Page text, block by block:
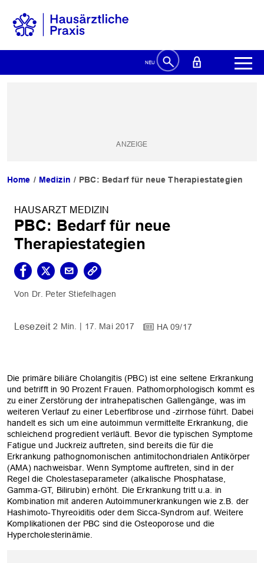
Home Medizin PBC: Bedarf für neue Therapiestategien
HAUSARZT MEDIZIN
PBC: Bedarf für neue
Therapiestategien
Dr. Peter Stiefelhagen
2 Min. 17. Mai 2017 HA 09/17
Die primäre biliäre Cholangitis (PBC) ist eine seltene Erkrankung
und betrifft in 90 Prozent Frauen. Pathomorphologisch kommt es
zu einer Zerstörung der intrahepatischen Gallengänge, was im
weiteren Verlauf zu einer Leberfibrose und -zirrhose führt. Dabei
handelt es sich um eine autoimmun vermittelte Erkrankung, die
schleichend progredient verläuft. Bevor die typischen Symptome
Fatigue und Juckreiz auftreten, sind bereits die für die
Erkrankung pathognomonischen antimitochondrialen Antikörper
(AMA) nachweisbar. Wenn Symptome auftreten, sind in der
Regel die Cholestaseparameter (alkalische Phosphatase,
Gamma-GT, Bilirubin) erhöht. Die Erkrankung tritt u.a. in
Kombination mit anderen Autoimmunerkrankungen wie z.B. der
Hashimoto-Thyreoiditis oder dem Sicca-Syndrom auf. Weitere
Komplikationen der PBC sind die Osteoporose und die
Hypercholesterinämie.